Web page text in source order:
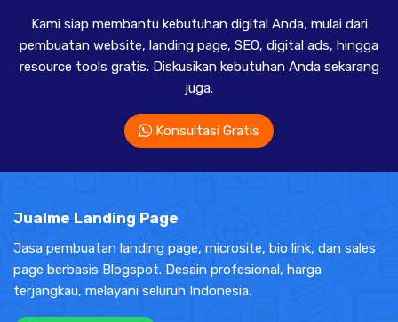
Kami siap membantu kebutuhan digital Anda, mulai dari
pembuatan website, landing page, SEO, digital ads, hingga
resource tools gratis. Diskusikan kebutuhan Anda sekarang
juga.
Konsultasi Gratis
Jualme Landing Page
Jasa pembuatan landing page, microsite, bio link, dan sales
page berbasis Blogspot. Desain profesional, harga
terjangkau, melayani seluruh Indonesia.